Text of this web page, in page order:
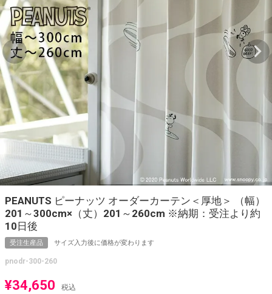
PEANUTS ピーナッツ オーダーカーテン＜厚地＞ （幅）
201～300cm×（丈）201～260cm ※納期：受注より約
10日後
受注生産品 サイズ入力後に価格が変わります
pnodr-300-260
¥34,650
税込